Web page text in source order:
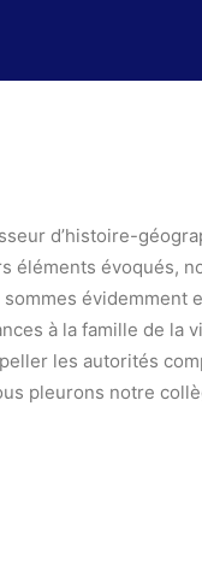
d’histoire-
éléments évoqués,
évidemment
à la famille de la
les autorités
pleurons notre